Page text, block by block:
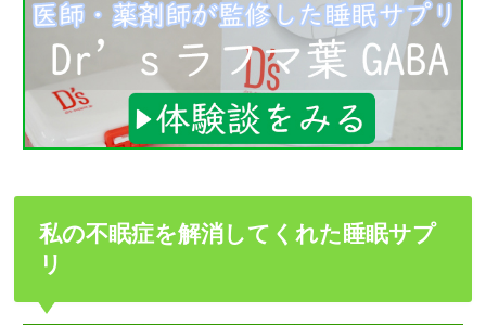
私の不眠症を解消してくれた睡眠サプ
リ